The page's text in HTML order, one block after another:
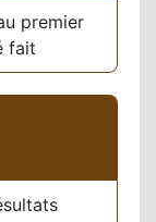
premier
fait